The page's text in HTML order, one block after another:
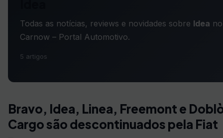
Todas as notícias, reviews e novidades sobre Idea no
Carnow – Portal Automotivo.
5 artigos
Bravo, Idea, Linea, Freemont e
Cargo são descontinuados pela Fiat